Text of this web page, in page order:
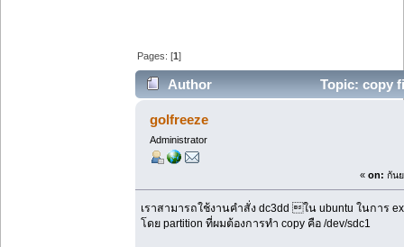
Pages: [1]
Author Topic: copy
golfreeze
Administrator
« on: กัน
เราสามารถใช้งานคำสั่ง dc3dd ใน ubuntu ในการ
โดย partition ที่ผมต้องการทำ copy คือ /dev/sdc1